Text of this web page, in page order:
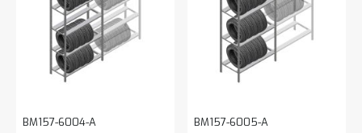
BM157-6004-A BM157-6005-A